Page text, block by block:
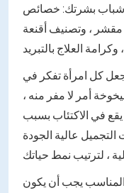
شباب بشرتك: خصائص
مقشر ، وتصنيف أقنعة
كل امرأة تفكر في
الشيخوخة أمر لا مفر منه ،
في الاكتئاب بسبب
عالية الجودة
يجب أن يكون